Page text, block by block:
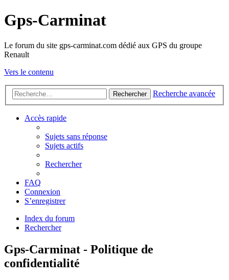
Gps-Carminat
Le forum du site gps-carminat.com dédié aux GPS du groupe
Renault
Vers le contenu
Rechercher Recherche avancée
Accès rapide
Sujets sans réponse
Sujets actifs
Rechercher
FAQ
Connexion
S’enregistrer
Index du forum
Rechercher
Gps-Carminat - Politique de
confidentialité